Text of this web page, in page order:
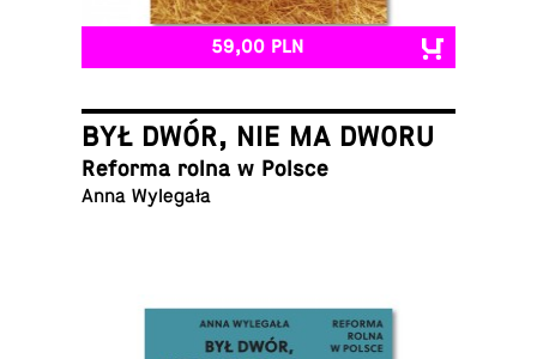
59,00 PLN
BYŁ DWÓR, NIE MA DWORU
Reforma rolna w Polsce
Anna Wylegała